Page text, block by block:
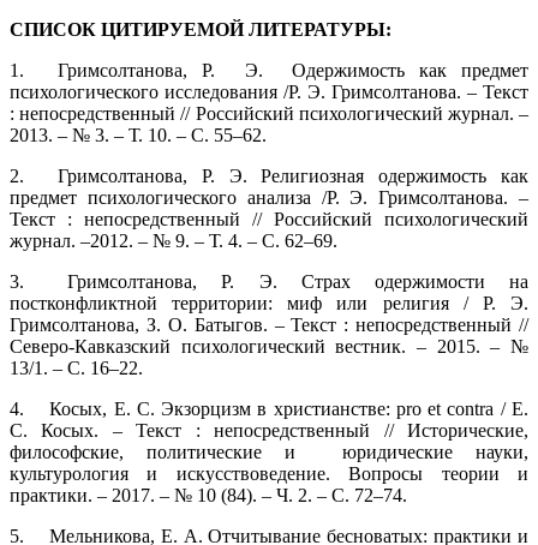
СПИСОК ЦИТИРУЕМОЙ ЛИТЕРАТУРЫ:
1.
Гримсолтанова, Р. Э. Одержимость как предмет
психологического исследования /Р. Э. Гримсолтанова. – Текст
: непосредственный // Российский психологический журнал. –
2013. – № 3. – Т. 10. – С. 55–62.
2.
Гримсолтанова, Р. Э. Религиозная одержимость как
предмет психологического анализа /Р. Э. Гримсолтанова. –
Текст : непосредственный // Российский психологический
журнал. –2012. – № 9. – Т. 4. – С. 62–69.
3.
Гримсолтанова, Р. Э. Страх одержимости на
постконфликтной территории: миф или религия / Р. Э.
Гримсолтанова, З. О. Батыгов. – Текст : непосредственный //
Северо‑Кавказский психологический вестник. – 2015. – №
13/1. – С. 16–22.
4.
Косых, Е. С. Экзорцизм в христианстве: pro et contra / Е.
С. Косых. – Текст : непосредственный // Исторические,
философские, политические и юридические науки,
культурология и искусствоведение. Вопросы теории и
практики. – 2017. – № 10 (84). – Ч. 2. – C. 72–74.
5.
Мельникова, Е. А. Отчитывание бесноватых: практики и